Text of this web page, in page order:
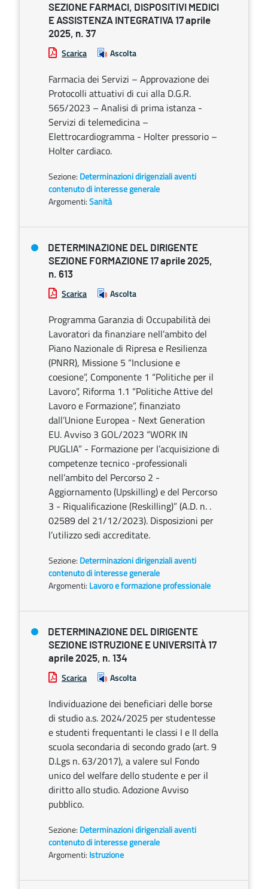
SEZIONE FARMACI, DISPOSITIVI MEDICI
E ASSISTENZA INTEGRATIVA 17 aprile
2025, n. 37
Scarica Ascolta
Farmacia dei Servizi – Approvazione dei
Protocolli attuativi di cui alla D.G.R.
565/2023 – Analisi di prima istanza -
Servizi di telemedicina –
Elettrocardiogramma - Holter pressorio –
Holter cardiaco.
Sezione: Determinazioni dirigenziali aventi
contenuto di interesse generale
Argomenti:Sanità
DETERMINAZIONE DEL DIRIGENTE
SEZIONE FORMAZIONE 17 aprile 2025,
n. 613
Scarica Ascolta
Programma Garanzia di Occupabilità dei
Lavoratori da finanziare nell’ambito del
Piano Nazionale di Ripresa e Resilienza
(PNRR), Missione 5 “Inclusione e
coesione”, Componente 1 “Politiche per il
Lavoro”, Riforma 1.1 “Politiche Attive del
Lavoro e Formazione”, finanziato
dall’Unione Europea - Next Generation
EU. Avviso 3 GOL/2023 “WORK IN
PUGLIA” - Formazione per l’acquisizione di
competenze tecnico -professionali
nell’ambito del Percorso 2 -
Aggiornamento (Upskilling) e del Percorso
3 - Riqualificazione (Reskilling)” (A.D. n. .
02589 del 21/12/2023). Disposizioni per
l’utilizzo sedi accreditate.
Sezione: Determinazioni dirigenziali aventi
contenuto di interesse generale
Argomenti: Lavoro e formazione professionale
DETERMINAZIONE DEL DIRIGENTE
SEZIONE ISTRUZIONE E UNIVERSITÀ 17
aprile 2025, n. 134
Scarica Ascolta
Individuazione dei beneficiari delle borse
di studio a.s. 2024/2025 per studentesse
e studenti frequentanti le classi I e II della
scuola secondaria di secondo grado (art. 9
D.Lgs n. 63/2017), a valere sul Fondo
unico del welfare dello studente e per il
diritto allo studio. Adozione Avviso
pubblico.
Sezione: Determinazioni dirigenziali aventi
contenuto di interesse generale
Argomenti: Istruzione